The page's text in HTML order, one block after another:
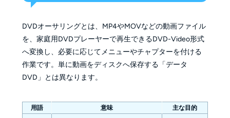
DVDオーサリングとは、MP4やMOVなどの動画ファイル
を、家庭用DVDプレーヤーで再生できるDVD-Video形式
へ変換し、必要に応じてメニューやチャプターを付ける
作業です。単に動画をディスクへ保存する「データ
DVD」とは異なります。
用語 意味 主な目的